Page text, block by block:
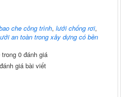
che công trình, lưới chống rơi,
an toàn trong xây dựng có bền
0 đánh giá
giá bài viết